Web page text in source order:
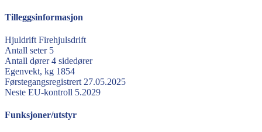
Tilleggsinformasjon
Hjuldrift Firehjulsdrift
Antall seter 5
Antall dører 4 sidedører
Egenvekt, kg 1854
Førstegangsregistrert 27.05.2025
Neste EU-kontroll 5.2029
Funksjoner/utstyr